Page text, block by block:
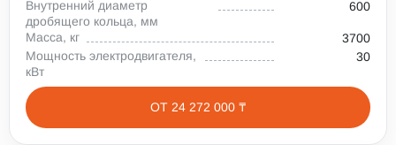
Внутренний диаметр
дробящего кольца, мм
600
Масса, кг
3700
Мощность электродвигателя,
кВт
30
ОТ 24 272 000 ₸